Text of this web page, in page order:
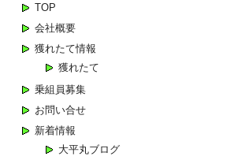
ン
TOP
会社概要
獲れたて情報
獲れたて
乗組員募集
お問い合せ
新着情報
大平丸ブログ